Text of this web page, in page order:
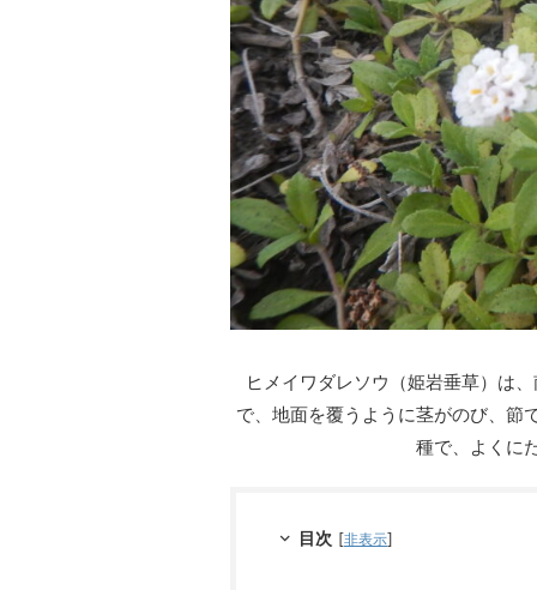
ヒメイワダレソウ（姫岩垂草）は
で、地面を覆うように茎がのび、節
種で、よくに
目次 [非表示]